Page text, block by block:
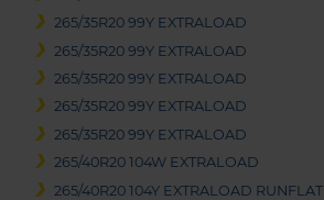
265/35R20 99Y EXTRALOAD
265/35R20 99Y EXTRALOAD
265/35R20 99Y EXTRALOAD
265/35R20 99Y EXTRALOAD
265/35R20 99Y EXTRALOAD
265/40R20 104W EXTRALOAD
265/40R20 104Y EXTRALOAD RUNFLAT